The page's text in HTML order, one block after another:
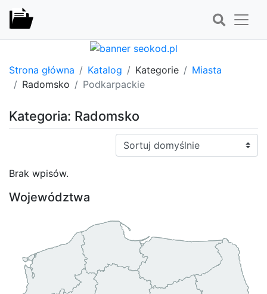
Strona główna Katalog Kategorie
Miasta
Radomsko
Podkarpackie
Kategoria: Radomsko
Sortuj:
Brak wpisów.
Województwa